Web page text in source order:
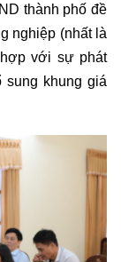
thành phố đề
nghiệp (nhất là
với sự phát
sung khung giá